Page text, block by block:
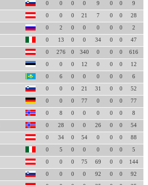
0 0 0 0 9 0 0 9
0 0 0 21 7 0 0 28
0 2 0 0 0 0 0 2
0 13 0 0 34 0 0 47
0 276 0 340 0 0 0 616
0 0 0 12 0 0 0 12
0 6 0 0 0 0 0 6
0 0 0 21 31 0 0 52
0 0 0 77 0 0 0 77
0 8 0 0 0 0 0 8
0 28 0 0 26 0 0 54
0 34 0 54 0 0 0 88
0 5 0 0 0 0 0 5
0 0 0 75 69 0 0 144
0 0 0 0 92 0 0 92